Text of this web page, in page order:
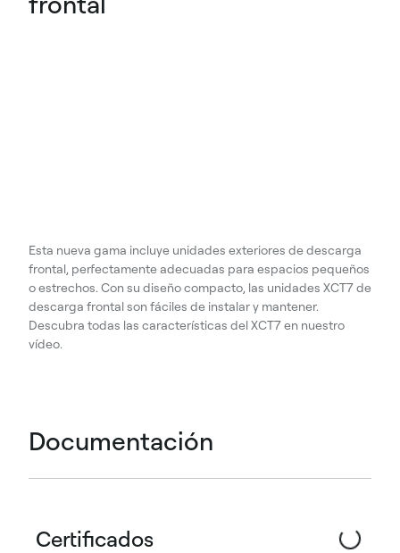
Esta nueva gama incluye unidades exteriores de descarga
frontal, perfectamente adecuadas para espacios pequeños
o estrechos. Con su diseño compacto, las unidades XCT7 de
descarga frontal son fáciles de instalar y mantener.
Descubra todas las características del XCT7 en nuestro
vídeo.
Documentación
Certificados